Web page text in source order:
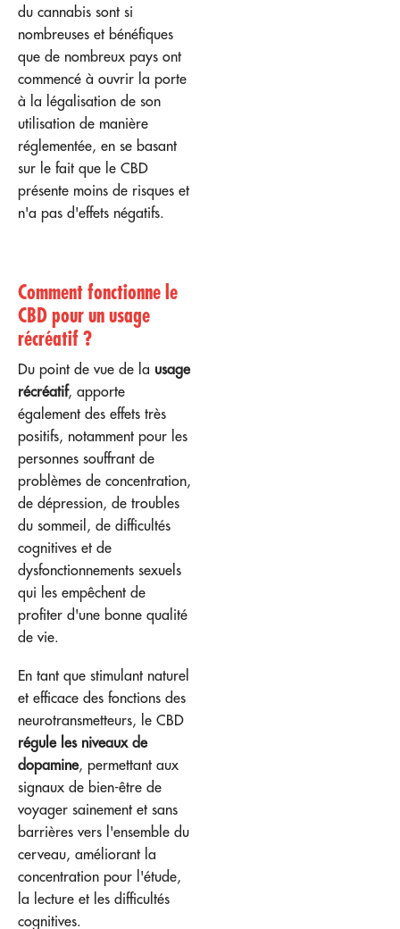
du cannabis sont si
nombreuses et bénéfiques
que de nombreux pays ont
commencé à ouvrir la porte
à la légalisation de son
utilisation de manière
réglementée, en se basant
sur le fait que le CBD
présente moins de risques et
n'a pas d'effets négatifs.
Comment fonctionne le
CBD pour un usage
récréatif ?
Du point de vue de la usage
récréatif, apporte
également des effets très
positifs, notamment pour les
personnes souffrant de
problèmes de concentration,
de dépression, de troubles
du sommeil, de difficultés
cognitives et de
dysfonctionnements sexuels
qui les empêchent de
profiter d'une bonne qualité
de vie.
En tant que stimulant naturel
et efficace des fonctions des
neurotransmetteurs, le CBD
régule les niveaux de
dopamine, permettant aux
signaux de bien-être de
voyager sainement et sans
barrières vers l'ensemble du
cerveau, améliorant la
concentration pour l'étude,
la lecture et les difficultés
cognitives.